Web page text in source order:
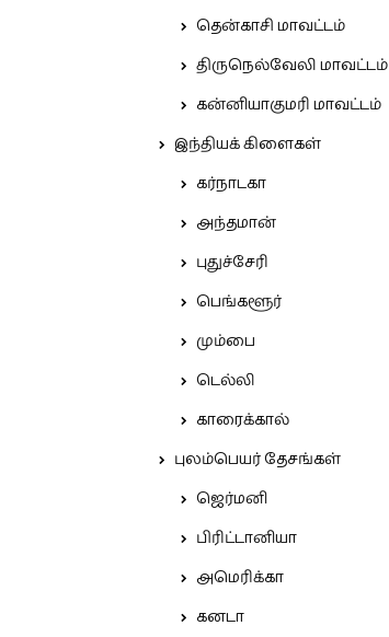
தென்காசி மாவட்டம்
திருநெல்வேலி மாவட்டம்
கன்னியாகுமரி மாவட்டம்
இந்தியக் கிளைகள்
கர்நாடகா
அந்தமான்
புதுச்சேரி
பெங்களூர்
மும்பை
டெல்லி
காரைக்கால்
புலம்பெயர் தேசங்கள்
ஜெர்மனி
பிரிட்டானியா
அமெரிக்கா
கனடா